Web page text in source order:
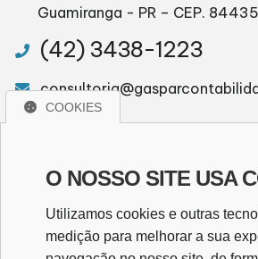
Guamiranga - PR – CEP.
(42) 3438-1223
COOKIES
O NOSSO SITE USA
Utilizamos cookies e outras
medição para melhorar a sua